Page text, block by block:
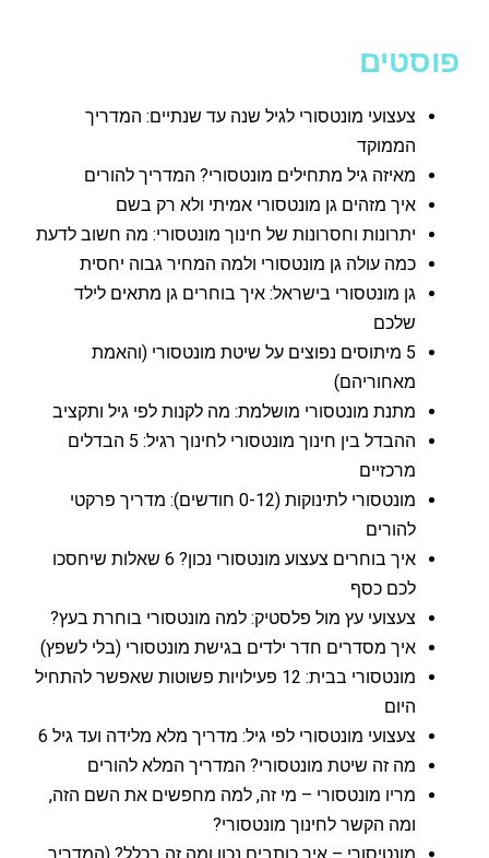
פוסטים
צעצועי מונטסורי לגיל שנה עד שנתיים: המדריך
הממוקד
מאיזה גיל מתחילים מונטסורי? המדריך להורים
איך מזהים גן מונטסורי אמיתי ולא רק בשם
יתרונות וחסרונות של חינוך מונטסורי: מה חשוב לדעת
כמה עולה גן מונטסורי ולמה המחיר גבוה יחסית
גן מונטסורי בישראל: איך בוחרים גן מתאים לילד
שלכם
5 מיתוסים נפוצים על שיטת מונטסורי (והאמת
מאחוריהם)
מתנת מונטסורי מושלמת: מה לקנות לפי גיל ותקציב
ההבדל בין חינוך מונטסורי לחינוך רגיל: 5 הבדלים
מרכזיים
מונטסורי לתינוקות (0-12 חודשים): מדריך פרקטי
להורים
איך בוחרים צעצוע מונטסורי נכון? 6 שאלות שיחסכו
לכם כסף
צעצועי עץ מול פלסטיק: למה מונטסורי בוחרת בעץ?
איך מסדרים חדר ילדים בגישת מונטסורי (בלי לשפץ)
מונטסורי בבית: 12 פעילויות פשוטות שאפשר להתחיל
היום
צעצועי מונטסורי לפי גיל: מדריך מלא מלידה ועד גיל 6
מה זה שיטת מונטסורי? המדריך המלא להורים
מריו מונטסורי – מי זה, למה מחפשים את השם הזה,
ומה הקשר לחינוך מונטסורי?